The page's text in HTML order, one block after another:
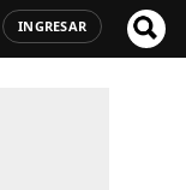
INGRESAR